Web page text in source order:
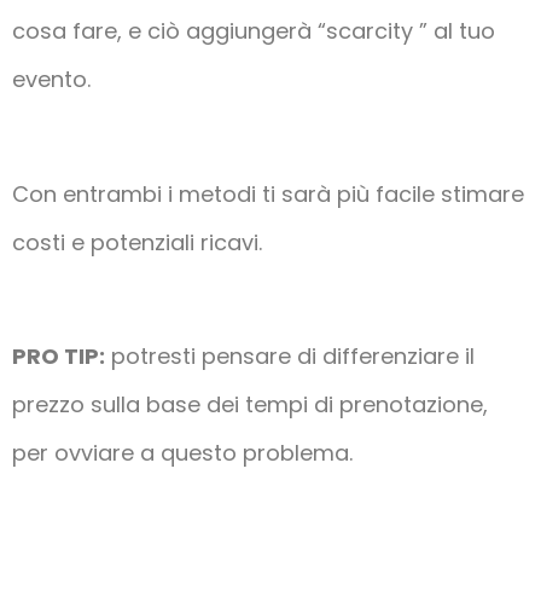
cosa fare, e ciò aggiungerà “scarcity ” al tuo
evento.
Con entrambi i metodi ti sarà più facile stimare
costi e potenziali ricavi.
PRO TIP: potresti pensare di differenziare il
prezzo sulla base dei tempi di prenotazione,
per ovviare a questo problema.